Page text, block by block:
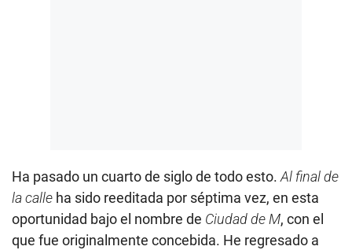
Ha pasado un cuarto de siglo de todo esto.Al final de
la calle ha sido reeditada por séptima vez, en esta
oportunidad bajo el nombre de Ciudad de M, con el
que fue originalmente concebida. He regresado a